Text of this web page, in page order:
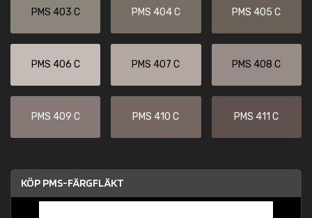
PMS 403 C PMS 404 C PMS 405 C
PMS 406 C PMS 407 C PMS 408 C
PMS 409 C PMS 410 C PMS 411 C
KÖP PMS-FÄRGFLÄKT